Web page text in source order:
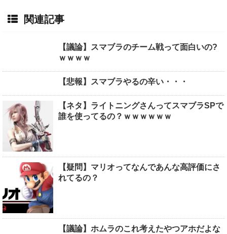
関連記事
【議論】スマブラのチーム戦って面白いの?
ｗｗｗｗ
【悲報】スマブラやるの辛い・・・
【ネタ】ライトニングさんってスマブラSPで
誰を使ってるの？ｗｗｗｗｗｗ
【疑問】マリオってなんであんな高評価にさ
れてるの？
【議論】ホムラのこれ考えたやつアホだよな